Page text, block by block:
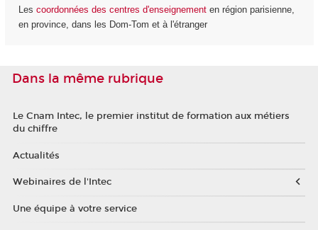
Les coordonnées des centres d'enseignement en région parisienne,
en province, dans les Dom-Tom et à l'étranger
Dans la même rubrique
Le Cnam Intec, le premier institut de formation aux métiers
du chiffre
Actualités
Webinaires de l'Intec
Une équipe à votre service